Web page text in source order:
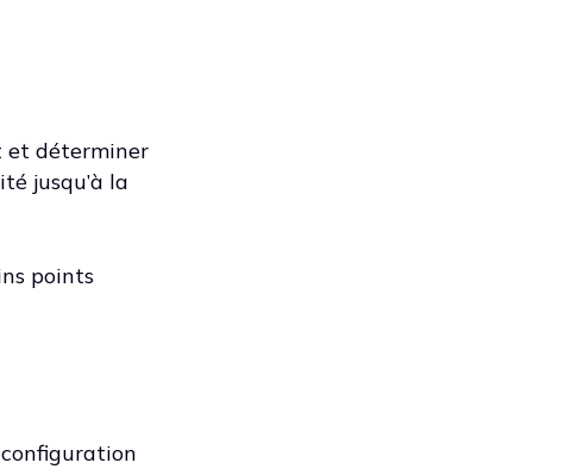
et déterminer
jusqu’à la
points